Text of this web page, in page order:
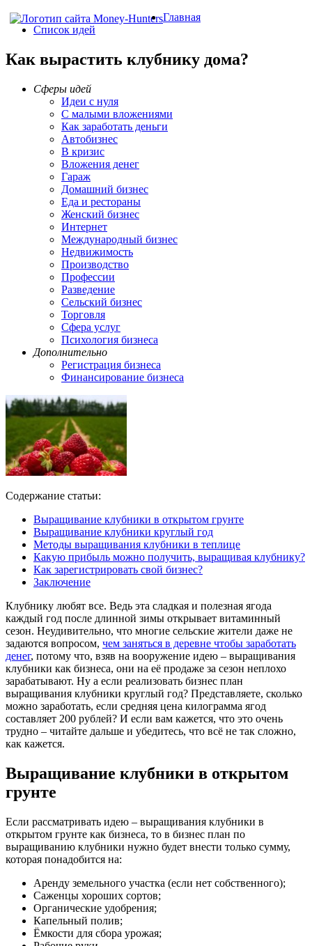
Главная
Список идей
Как вырастить клубнику дома?
Сферы идей
Идеи с нуля
С малыми вложениями
Как заработать деньги
Автобизнес
В кризис
Вложения денег
Гараж
Домашний бизнес
Еда и рестораны
Женский бизнес
Интернет
Международный бизнес
Недвижимость
Производство
Профессии
Разведение
Сельский бизнес
Торговля
Сфера услуг
Психология бизнеса
Дополнительно
Регистрация бизнеса
Финансирование бизнеса
Содержание статьи:
Выращивание клубники в открытом грунте
Выращивание клубники круглый год
Методы выращивания клубники в теплице
Какую прибыль можно получить, выращивая клубнику?
Как зарегистрировать свой бизнес?
Заключение
Клубнику любят все. Ведь эта сладкая и полезная ягода
каждый год после длинной зимы открывает витаминный
сезон. Неудивительно, что многие сельские жители даже не
задаются вопросом, чем заняться в деревне чтобы заработать
денег, потому что, взяв на вооружение идею – выращивания
клубники как бизнеса, они на её продаже за сезон неплохо
зарабатывают. Ну а если реализовать бизнес план
выращивания клубники круглый год? Представляете, сколько
можно заработать, если средняя цена килограмма ягод
составляет 200 рублей? И если вам кажется, что это очень
трудно – читайте дальше и убедитесь, что всё не так сложно,
как кажется.
Выращивание клубники в открытом
грунте
Если рассматривать идею – выращивания клубники в
открытом грунте как бизнеса, то в бизнес план по
выращиванию клубники нужно будет внести только сумму,
которая понадобится на:
Аренду земельного участка (если нет собственного);
Саженцы хороших сортов;
Органические удобрения;
Капельный полив;
Ёмкости для сбора урожая;